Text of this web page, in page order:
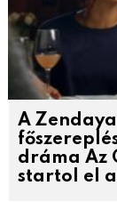
A
dráma Az
startol el